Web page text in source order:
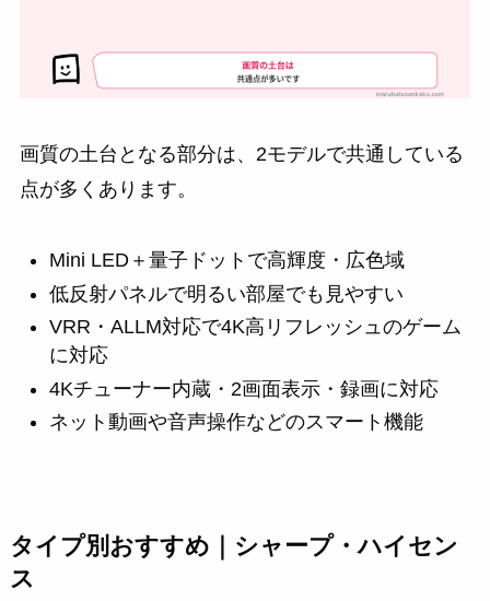
画質の土台となる部分は、2モデルで共通している
点が多くあります。
Mini LED＋量子ドットで高輝度・広色域
低反射パネルで明るい部屋でも見やすい
VRR・ALLM対応で4K高リフレッシュのゲーム
に対応
4Kチューナー内蔵・2画面表示・録画に対応
ネット動画や音声操作などのスマート機能
タイプ別おすすめ｜シャープ・ハイセン
ス